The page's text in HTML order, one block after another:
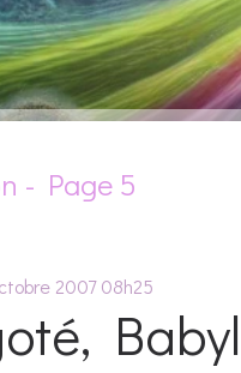
- Page 5
2007 08h25